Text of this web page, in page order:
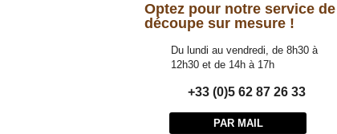
Optez pour notre service de
découpe sur mesure !
Du lundi au vendredi, de 8h30 à
12h30 et de 14h à 17h
+33 (0)5 62 87 26 33
PAR MAIL